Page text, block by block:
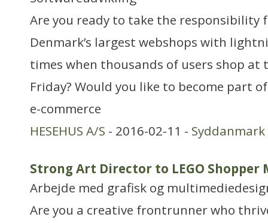
Are you ready to take the responsibility
Denmark’s largest webshops with
times when thousands of users shop at
Friday? Would you like to become part
e-commerce
HESEHUS A/S - 2016-02-11 - Syddanmark
Strong Art Director to LEGO Shopper
Arbejde med grafisk og
Are you a creative frontrunner who